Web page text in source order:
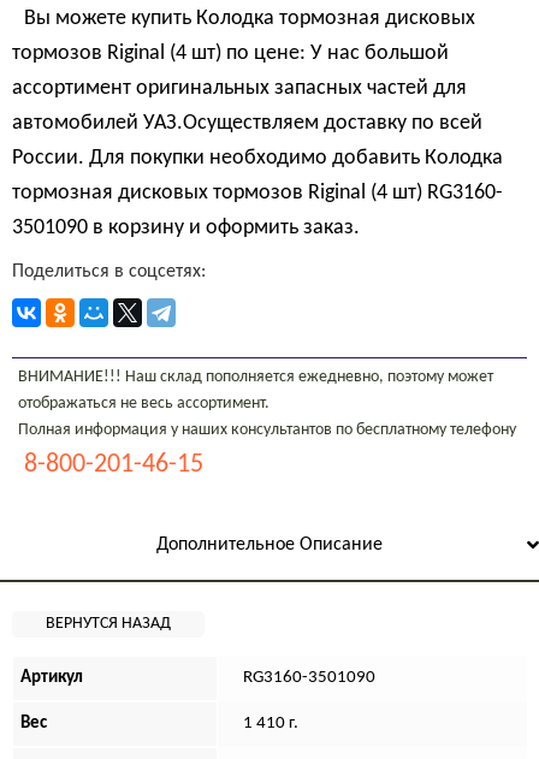
Вы можете купить Колодка тормозная дисковых
тормозов Riginal (4 шт) по цене: У нас большой
ассортимент оригинальных запасных частей для
автомобилей УАЗ.Осуществляем доставку по всей
России. Для покупки необходимо добавить Колодка
тормозная дисковых тормозов Riginal (4 шт) RG3160-
3501090 в корзину и оформить заказ.
Поделиться в соцсетях:
ВНИМАНИЕ!!! Наш склад пополняется ежедневно, поэтому может
отображаться не весь ассортимент.
Полная информация у наших консультантов по бесплатному телефону
8-800-201-46-15
Дополнительное Описание
Артикул RG3160-3501090
Вес 1 410 г.